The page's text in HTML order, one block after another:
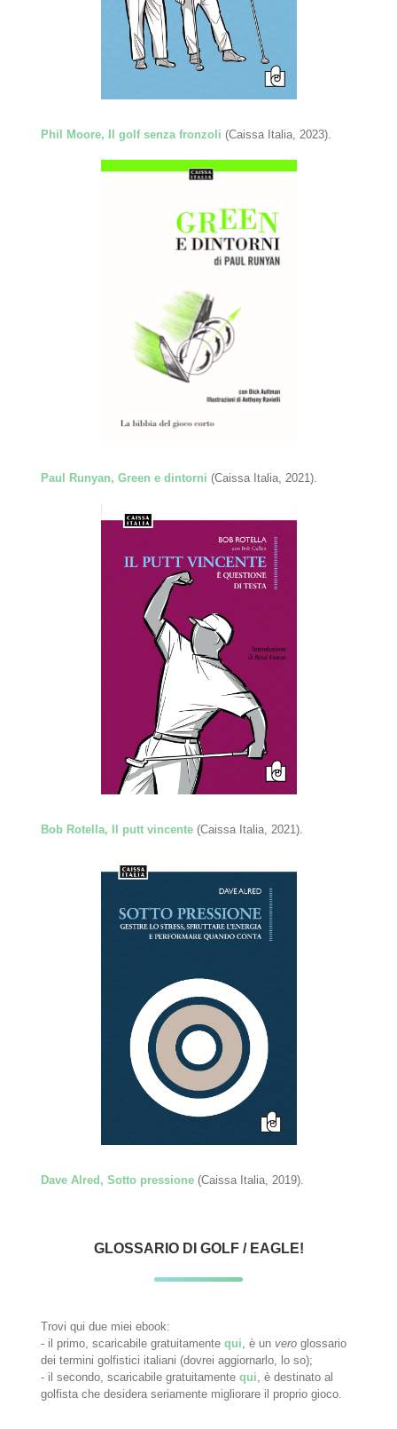
Phil Moore, Il golf senza fronzoli(Caissa Italia, 2023).
Paul Runyan, Green e dintorni (Caissa Italia, 2021).
Bob Rotella, Il putt vincente (Caissa Italia, 2021).
Dave Alred, Sotto pressione (Caissa Italia, 2019).
GLOSSARIO DI GOLF / EAGLE!
Trovi qui due miei ebook:
- il primo, scaricabile gratuitamentequi, è unvero glossario
dei termini golfistici italiani (dovrei aggiornarlo, lo so);
- il secondo, scaricabile gratuitamentequi, è destinato al
golfista che desidera seriamente migliorare il proprio gioco.